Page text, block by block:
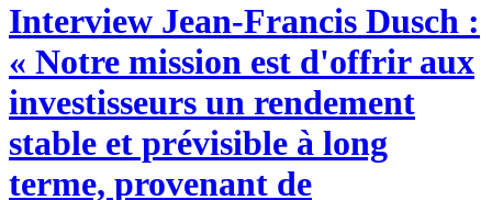
Interview Jean-Francis Dusch :
« Notre mission est d'offrir aux
investisseurs un rendement
stable et prévisible à long
terme, provenant de